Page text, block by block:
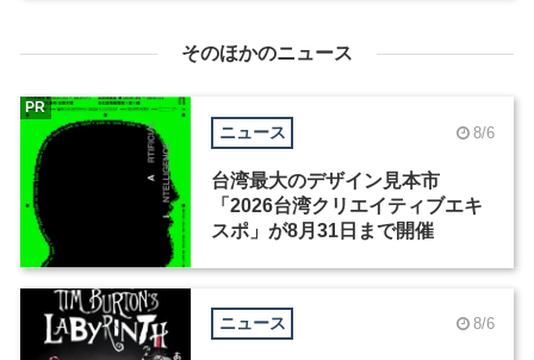
そのほかのニュース
ニュース 8/6
台湾最大のデザイン見本市
「2026台湾クリエイティブエキ
スポ」が8月31日まで開催
PR
ニュース 8/6